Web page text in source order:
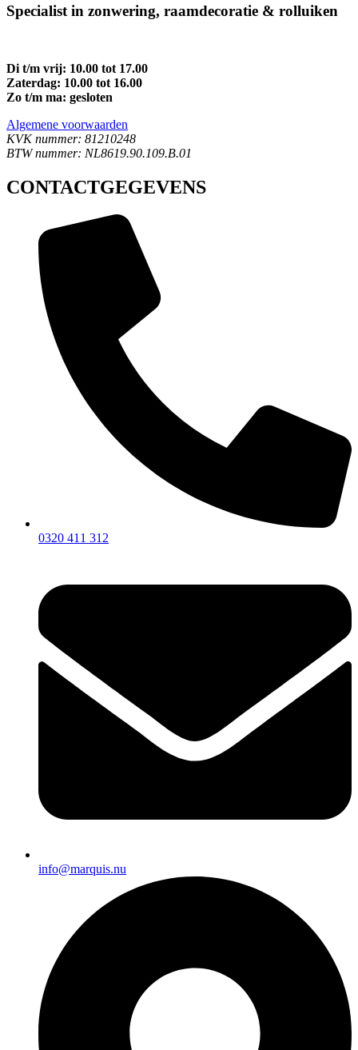
Specialist in zonwering, raamdecoratie & rolluiken
Di t/m vrij: 10.00 tot 17.00
Zaterdag: 10.00 tot 16.00
Zo t/m ma: gesloten
Algemene voorwaarden
KVK nummer: 81210248
BTW nummer: NL8619.90.109.B.01
CONTACTGEGEVENS
0320 411 312
info@marquis.nu